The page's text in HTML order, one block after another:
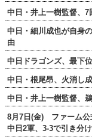
中日・井上一樹監督、
中日・細川成也が自身
由
中日ドラゴンズ、最下
中日・根尾昂、火消し
中日・井上一樹監督、
8月7日(金) ファーム公
中日2軍、3-3で引き分